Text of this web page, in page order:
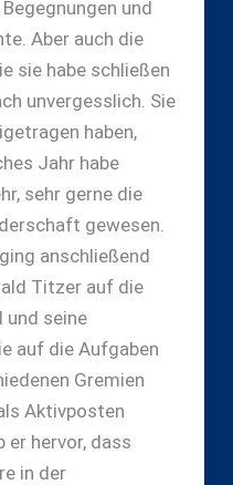
und
Aber auch die
sie habe schließen
unvergesslich. Sie
haben,
Jahr habe
sehr gerne die
gewesen.
anschließend
Titzer auf die
und seine
auf die Aufgaben
Gremien
Aktivposten
er hervor, dass
in der